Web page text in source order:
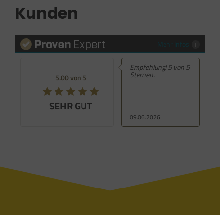
Kunden
5.00 von 5
SEHR GUT
09.06.2026
Empfehlung! 5 von 5
Sternen.